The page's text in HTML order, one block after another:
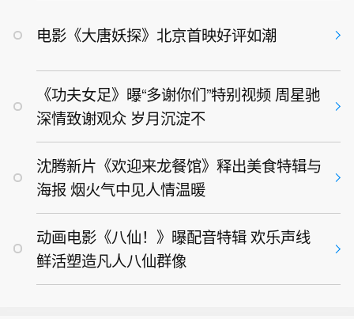
电影《大唐妖探》北京首映好评如潮
《功夫女足》曝“多谢你们”特别视频 周星驰
深情致谢观众 岁月沉淀不
沈腾新片《欢迎来龙餐馆》释出美食特辑与
海报 烟火气中见人情温暖
动画电影《八仙！》曝配音特辑 欢乐声线
鲜活塑造凡人八仙群像